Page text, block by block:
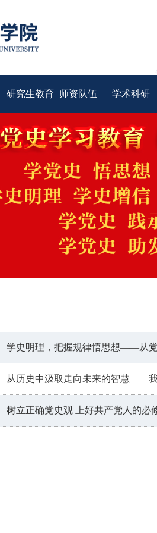
研究生教育 师资队伍 学术科研
学史明理，把握规律悟思想——从
从历史中汲取走向未来的智慧——
树立正确党史观 上好共产党人的必